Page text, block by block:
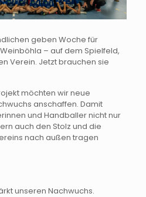
geben Woche für
– auf dem Spielfeld,
Verein. Jetzt brauchen sie
möchten wir neue
anschaffen. Damit
und Handballer nicht nur
auch den Stolz und die
nach außen tragen
unseren Nachwuchs.